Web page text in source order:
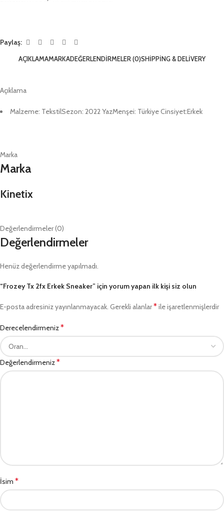
Paylaş:
AÇIKLAMAMARKADEĞERLENDIRMELER (0)SHIPPING & DELIVERY
Açıklama
Malzeme: TekstilSezon: 2022 YazMenşei: Türkiye Cinsiyet:Erkek
Marka
Marka
Kinetix
Değerlendirmeler (0)
Değerlendirmeler
Henüz değerlendirme yapılmadı.
“Frozey Tx 2fx Erkek Sneaker” için yorum yapan ilk kişi siz olun
E-posta adresiniz yayınlanmayacak. Gerekli alanlar*ile işaretlenmişlerdir
Derecelendirmeniz*
Değerlendirmeniz*
İsim *